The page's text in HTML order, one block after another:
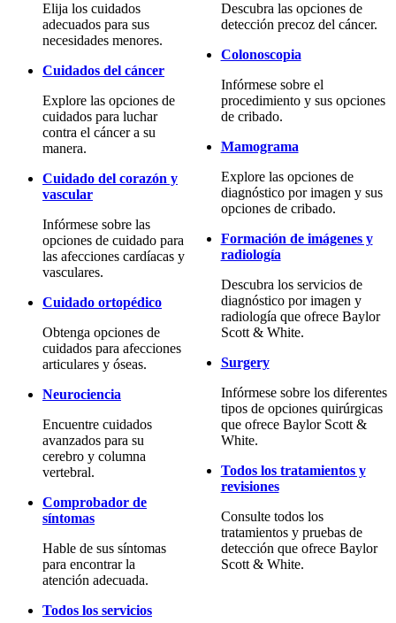
Elija los cuidados
adecuados para sus
necesidades menores.
Cuidados del cáncer
Explore las opciones de
cuidados para luchar
contra el cáncer a su
manera.
Cuidado del corazón y
vascular
Infórmese sobre las
opciones de cuidado para
las afecciones cardíacas y
vasculares.
Cuidado ortopédico
Obtenga opciones de
cuidados para afecciones
articulares y óseas.
Neurociencia
Encuentre cuidados
avanzados para su
cerebro y columna
vertebral.
Comprobador de
síntomas
Hable de sus síntomas
para encontrar la
atención adecuada.
Todos los servicios
Descubra las opciones de
detección precoz del cáncer.
Colonoscopia
Infórmese sobre el
procedimiento y sus opciones
de cribado.
Mamograma
Explore las opciones de
diagnóstico por imagen y sus
opciones de cribado.
Formación de imágenes y
radiología
Descubra los servicios de
diagnóstico por imagen y
radiología que ofrece Baylor
Scott & White.
Surgery
Infórmese sobre los diferentes
tipos de opciones quirúrgicas
que ofrece Baylor Scott &
White.
Todos los tratamientos y
revisiones
Consulte todos los
tratamientos y pruebas de
detección que ofrece Baylor
Scott & White.